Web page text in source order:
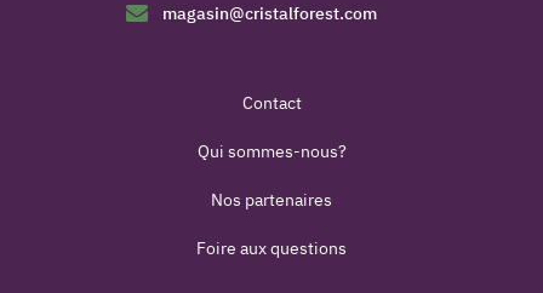
magasin@cristalforest.com
Contact
Qui sommes-nous?
Nos partenaires
Foire aux questions